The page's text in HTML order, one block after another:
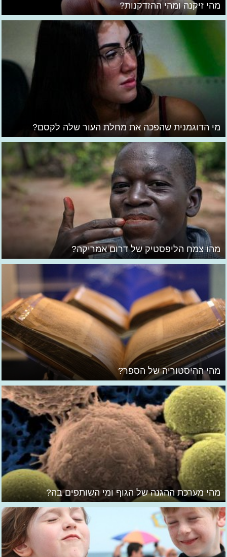
מהי זיקנה ומהי ההזדקנות?
מי הדוגמנית שהפכה את מחלת העור שלה לקסם?
מהו צמח הליפסטיק של דרום אמריקה?
מהי ההיסטוריה של הספר?
מהי מערכת ההגנה של הגוף ומי השותפים בה?